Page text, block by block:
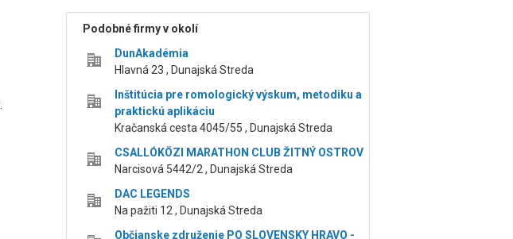
Podobné firmy v okolí
DunAkadémia
Hlavná 23 , Dunajská Streda
Inštitúcia pre romologický výskum, metodiku a
praktickú aplikáciu
Kračanská cesta 4045/55 , Dunajská Streda
CSALLÓKÖZI MARATHON CLUB ŽITNÝ OSTROV
Narcisová 5442/2 , Dunajská Streda
DAC LEGENDS
Na pažiti 12 , Dunajská Streda
Občianske združenie PO SLOVENSKY HRAVO -